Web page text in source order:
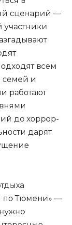
сценарий —
участники
всем
семей и
работают
до хоррор-
дарят
по Тюмени» —